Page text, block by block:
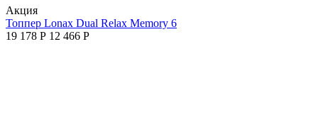
Aкция
Топпер Lonax Dual Relax Memory 6
19 178 Р 12 466 Р